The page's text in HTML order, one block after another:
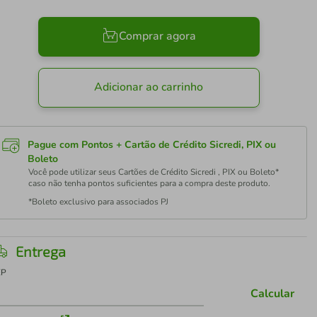
Comprar agora
Adicionar ao carrinho
Pague com Pontos + Cartão de Crédito Sicredi, PIX ou
Boleto
Você pode utilizar seus Cartões de Crédito Sicredi , PIX ou Boleto*
caso não tenha pontos suficientes para a compra deste produto.
*Boleto exclusivo para associados PJ
Entrega
Calcular